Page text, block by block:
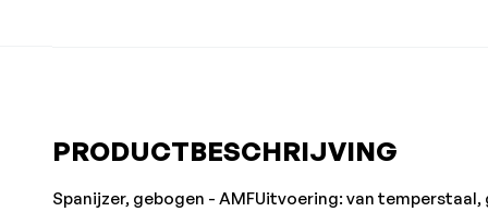
PRODUCTBESCHRIJVING
Spanijzer, gebogen - AMFUitvoering: van